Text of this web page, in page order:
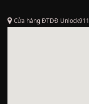
Cửa hàng ĐTDĐ Unlock911